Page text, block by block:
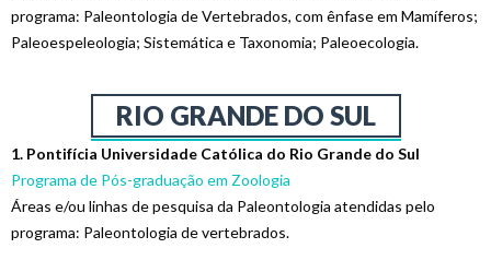
programa: Paleontologia de Vertebrados, com ênfase em Mamíferos;
Paleoespeleologia; Sistemática e Taxonomia; Paleoecologia.
RIO GRANDE DO SUL
1. Pontifícia Universidade Católica do Rio Grande do Sul
Programa de Pós-graduação em Zoologia
Áreas e/ou linhas de pesquisa da Paleontologia atendidas pelo
programa: Paleontologia de vertebrados.